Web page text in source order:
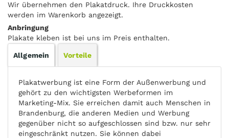
Wir übernehmen den Plakatdruck. Ihre Druckkosten
werden im Warenkorb angezeigt.
Anbringung
Plakate kleben ist bei uns im Preis enthalten.
Allgemein Vorteile
Plakatwerbung ist eine Form der Außenwerbung und
gehört zu den wichtigsten Werbeformen im
Marketing-Mix. Sie erreichen damit auch Menschen in
Brandenburg, die anderen Medien und Werbung
gegenüber nicht so aufgeschlossen sind bzw. nur sehr
eingeschränkt nutzen. Sie können dabei